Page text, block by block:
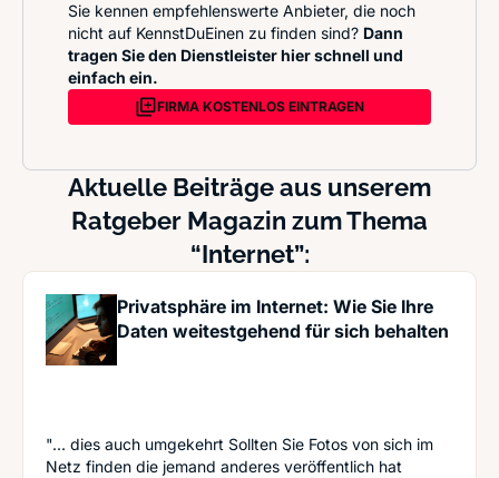
Sie kennen empfehlenswerte Anbieter, die noch
nicht auf KennstDuEinen zu finden sind? Dann
tragen Sie den Dienstleister hier schnell und
einfach ein.
FIRMA KOSTENLOS EINTRAGEN
Aktuelle Beiträge aus unserem
Ratgeber Magazin zum Thema
“Internet”:
Privatsphäre im Internet: Wie Sie Ihre
Daten weitestgehend für sich behalten
"... dies auch umgekehrt Sollten Sie Fotos von sich im
Netz finden die jemand anderes veröffentlich hat